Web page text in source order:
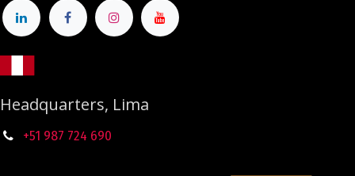
Headquarters, Lima
+51 987 724 690